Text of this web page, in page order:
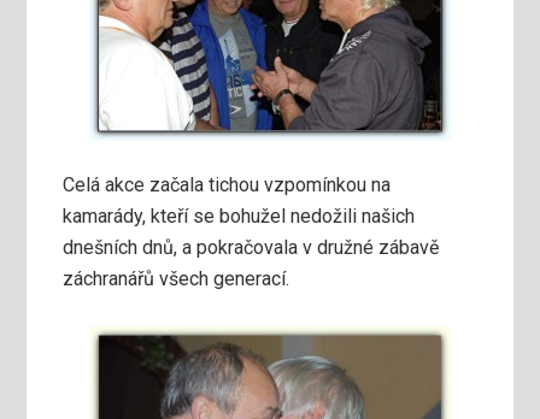
Celá akce začala tichou vzpomínkou na
kamarády, kteří se bohužel nedožili našich
dnešních dnů, a pokračovala v družné zábavě
záchranářů všech generací.